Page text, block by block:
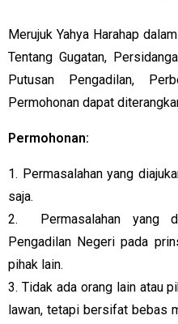
Merujuk Yahya Harahap
Tentang Gugatan,
Putusan Pengadilan,
Permohonan dapat
Permohonan:
1. Permasalahan yang
saja.
2. Permasalahan yang
Pengadilan Negeri pada
pihak lain.
3. Tidak ada orang lain atau
lawan, tetapi bersifat bebas